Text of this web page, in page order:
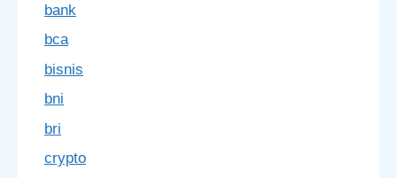
bank
bca
bisnis
bni
bri
crypto